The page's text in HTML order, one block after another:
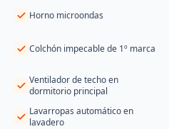
Horno microondas
Colchón impecable de 1º marca
Ventilador de techo en
dormitorio principal
Lavarropas automático en
lavadero